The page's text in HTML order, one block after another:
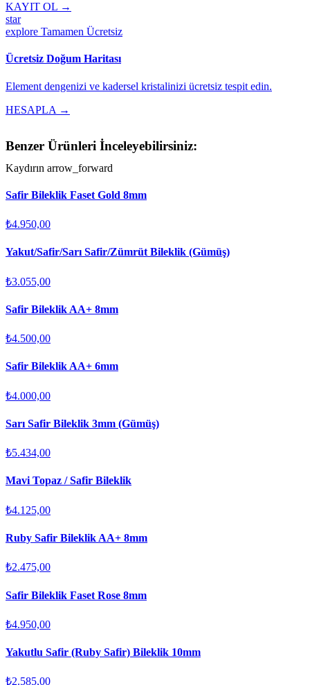
KAYIT OL →
star
explore Tamamen Ücretsiz
Ücretsiz Doğum Haritası
Element dengenizi ve kadersel kristalinizi ücretsiz tespit edin.
HESAPLA →
Benzer Ürünleri İnceleyebilirsiniz:
Kaydırın arrow_forward
Safir Bileklik Faset Gold 8mm
₺4.950,00
Yakut/Safir/Sarı Safir/Zümrüt Bileklik (Gümüş)
₺3.055,00
Safir Bileklik AA+ 8mm
₺4.500,00
Safir Bileklik AA+ 6mm
₺4.000,00
Sarı Safir Bileklik 3mm (Gümüş)
₺5.434,00
Mavi Topaz / Safir Bileklik
₺4.125,00
Ruby Safir Bileklik AA+ 8mm
₺2.475,00
Safir Bileklik Faset Rose 8mm
₺4.950,00
Yakutlu Safir (Ruby Safir) Bileklik 10mm
₺2.585,00